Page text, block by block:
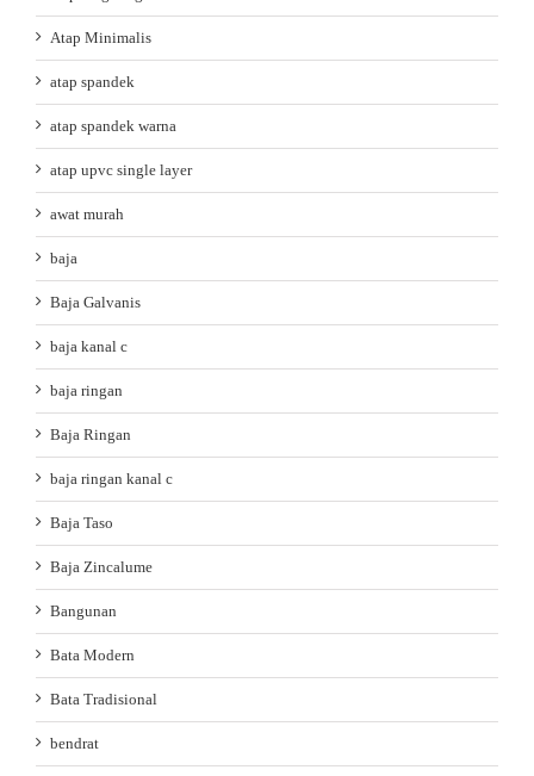
Atap Minimalis
atap spandek
atap spandek warna
atap upvc single layer
awat murah
baja
Baja Galvanis
baja kanal c
baja ringan
Baja Ringan
baja ringan kanal c
Baja Taso
Baja Zincalume
Bangunan
Bata Modern
Bata Tradisional
bendrat